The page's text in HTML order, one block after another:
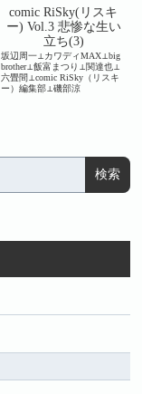
comic RiSky(リスキ
ー) Vol.3 悲惨な生い
立ち(3)
坂辺周一⊥カワディMAX⊥big
brother⊥飯富まつり⊥関達也⊥
六畳間⊥comic RiSky（リスキ
ー）編集部⊥磯部涼